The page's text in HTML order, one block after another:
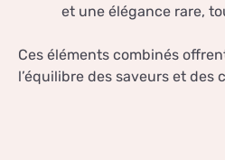
et une élégance rare,
Ces éléments combinés
l’équilibre des saveurs et des